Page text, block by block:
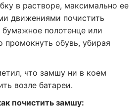
в растворе, максимально ее
движениями почистить
бумажное полотенце или
обувь, убирая
что замшу ни в коем
возле батареи.
почистить замшу: